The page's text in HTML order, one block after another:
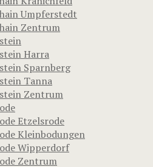
Umpferstedt
Zentrum
Harra
Sparnberg
Tanna
Zentrum
Etzelsrode
Kleinbodungen
Wipperdorf
Zentrum